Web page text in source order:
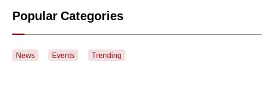
Popular Categories
News Events Trending